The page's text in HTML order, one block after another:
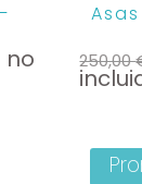
250,00